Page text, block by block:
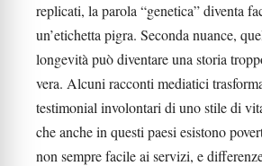
replicati, la parola “genetica” diventa
un’etichetta pigra. Seconda nuance,
longevità può diventare una storia
vera. Alcuni racconti mediatici
testimonial involontari di uno stile di
che anche in questi paesi esistono
non sempre facile ai servizi, e